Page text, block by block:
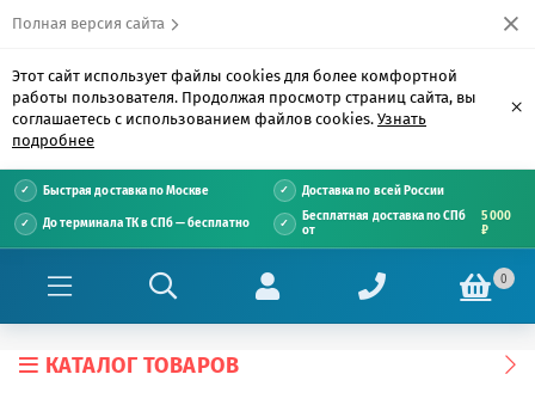
Полная версия сайта
Этот сайт использует файлы cookies для более комфортной
работы пользователя. Продолжая просмотр страниц сайта, вы
соглашаетесь с использованием файлов cookies. Узнать
подробнее
×
Быстрая доставка по Москве Доставка по всей России
До терминала ТК в СПб — бесплатно
Бесплатная доставка по СПб
от
5 000
₽
0
КАТАЛОГ ТОВАРОВ